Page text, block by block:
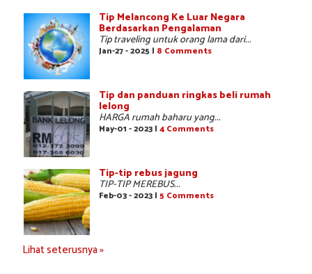
Tip Melancong Ke Luar Negara
Berdasarkan Pengalaman
Tip traveling untuk orang lama dari...
Jan-27 - 2025 | 8 Comments
Tip dan panduan ringkas beli rumah
lelong
HARGA rumah baharu yang...
May-01 - 2023 | 4 Comments
Tip-tip rebus jagung
TIP-TIP MEREBUS...
Feb-03 - 2023 | 5 Comments
Lihat seterusnya »